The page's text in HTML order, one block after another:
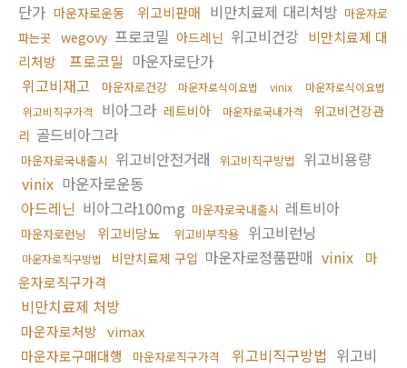
단가 마운자로운동 위고비판매 비만치료제 대리처방 마운자로
파는곳 wegovy 프로코밀 아드레닌 위고비건강 비만치료제 대
리처방
프로코밀 마운자로단가
위고비재고
마운자로건강 마운자로식이요법 vinix
마운자로식이요법
위고비직구가격
비아그라 레트비아 마운자로국내가격
위고비건강관
리 골드비아그라
마운자로국내출시 위고비안전거래 위고비직구방법
위고비용량
vinix 마운자로운동
아드레닌 비아그라100mg 마운자로국내출시 레트비아
마운자로런닝 위고비당뇨 위고비부작용 위고비런닝
마운자로직구방법 비만치료제 구입 마운자로정품판매 vinix
마
운자로직구가격
비만치료제 처방
마운자로처방 vimax
마운자로구매대행
마운자로직구가격 위고비직구방법 위고비